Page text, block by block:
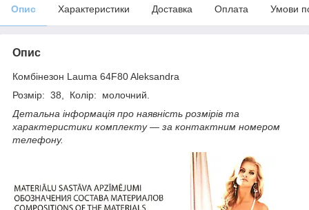
Опис Характеристики Доставка Оплата Умови
Опис
Комбінезон Lauma 64F80 Aleksandra
Розмір: 38, Колір: молочний.
Детальна інформація про наявність розмірів та
характеристики комплекту― за контактним номером
телефону.